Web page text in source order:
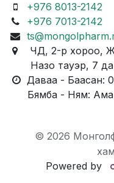
+976 8013-2142
+976 7013-2142
ЧД, 2-р хороо,
Назо тауэр, 7
Даваа - Баасан:
Бямба - Ням:
© 2026
Powered by